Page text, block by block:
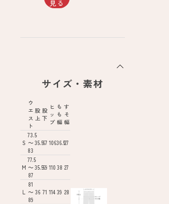
見る
サイズ・素材
ウ
エ
ス
ト
股
上
股
下
ヒ
ッ
プ
も
も
幅
す
そ
幅
S
73.5
～
83
35.567 10636.527
M
77.5
～
87
35.569 11038 27
L
81
～
89
36 71 114 39 28